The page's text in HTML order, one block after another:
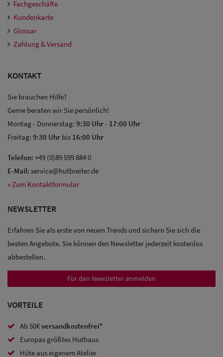
Sale: Caps
Sale:
Caps
Sale: Army
Caps
Sale: Caps
Fachgeschäfte
Kundenkarte
Glossar
Zahlung & Versand
KONTAKT
Sie brauchen Hilfe?
Gerne beraten wir Sie persönlich!
Montag - Donnerstag: 9:30 Uhr- 17:00 Uhr
Freitag: 9:30 Uhr bis 16:00 Uhr
Telefon: +49 (0)89 599 884 0
E-Mail: service@hutbreiter.de
» Zum Kontaktformular
NEWSLETTER
Erfahren Sie als erste von neuen Trends und sichern Sie sich die
besten Angebote. Sie können den Newsletter jederzeit kostenlos
abbestellen.
Für den Newsletter anmelden
VORTEILE
Ab 50€versandkostenfrei*
Europas größtes Huthaus
Hüte aus eigenem Atelier